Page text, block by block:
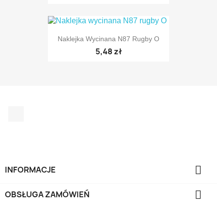
Naklejka Wycinana N87 Rugby O
5,48 zł
INFORMACJE 
OBSŁUGA ZAMÓWIEŃ 